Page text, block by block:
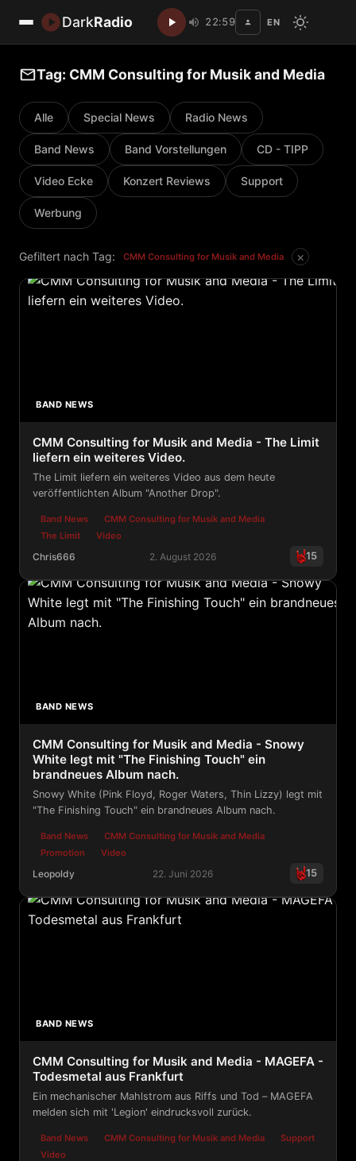
DarkRadio 22:59 EN
Tag: CMM Consulting for Musik and Media
Alle Special News Radio News
Band News Band Vorstellungen CD - TIPP
Video Ecke Konzert Reviews Support
Werbung
Gefiltert nach Tag: CMM Consulting for Musik and Media ×
BAND NEWS
CMM Consulting for Musik and Media - The Limit
liefern ein weiteres Video.
The Limit liefern ein weiteres Video aus dem heute
veröffentlichten Album "Another Drop".
Band News
CMM Consulting for Musik and Media
The Limit
Video
Chris666 2. August 2026 15
CMM Consulting for Musik and Media - The Limit
BAND NEWS
CMM Consulting for Musik and Media - Snowy
White legt mit "The Finishing Touch" ein
brandneues Album nach.
Snowy White (Pink Floyd, Roger Waters, Thin Lizzy) legt mit
"The Finishing Touch" ein brandneues Album nach.
Band News
CMM Consulting for Musik and Media
Promotion
Video
Leopoldy 22. Juni 2026 15
CMM Consulting for Musik and Media - Snowy White
BAND NEWS
CMM Consulting for Musik and Media - MAGEFA -
Todesmetal aus Frankfurt
Ein mechanischer Mahlstrom aus Riffs und Tod – MAGEFA
melden sich mit 'Legion' eindrucksvoll zurück.
Band News CMM Consulting for Musik and Media
Support
Video